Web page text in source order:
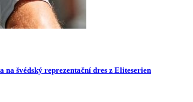
švédský reprezentační dres z Eliteserien